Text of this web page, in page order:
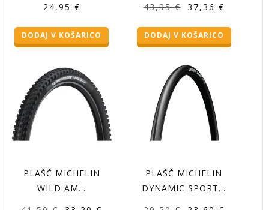
24,95 €
DODAJ V KOŠARICO
43,95€
Izvirna
je
43,95 €.
37,36 €
DODAJ V KOŠARICO
PLAŠČ MICHELIN
WILD AM…
PLAŠČ MICHELIN
DYNAMIC SPORT…